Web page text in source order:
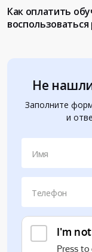
Не
Заполните
и
Имя
Телефон
Как оплатить
воспользоваться